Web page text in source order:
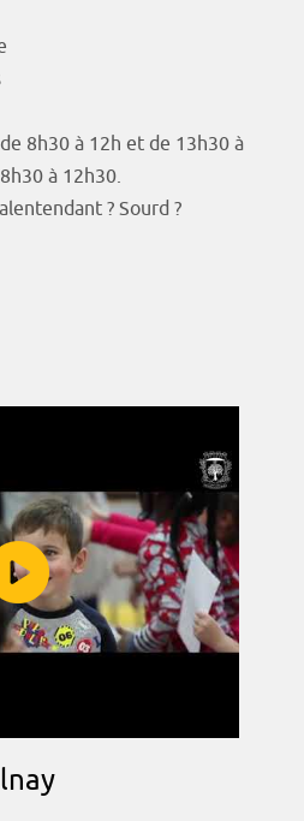
8h30 à 12h et de 13h30 à
à 12h30.
? Sourd ?